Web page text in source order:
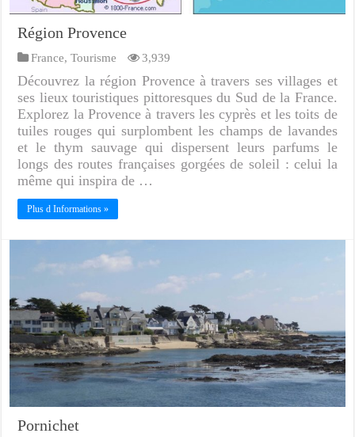
Région Provence
France,Tourisme 3,939
Découvrez la région Provence à travers ses villages et
ses lieux touristiques pittoresques du Sud de la France.
Explorez la Provence à travers les cyprès et les toits de
tuiles rouges qui surplombent les champs de lavandes
et le thym sauvage qui dispersent leurs parfums le
longs des routes françaises gorgées de soleil : celui la
même qui inspira de …
Plus d Informations »
Pornichet